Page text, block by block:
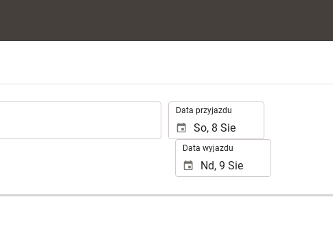
Data przyjazdu
Data wyjazdu